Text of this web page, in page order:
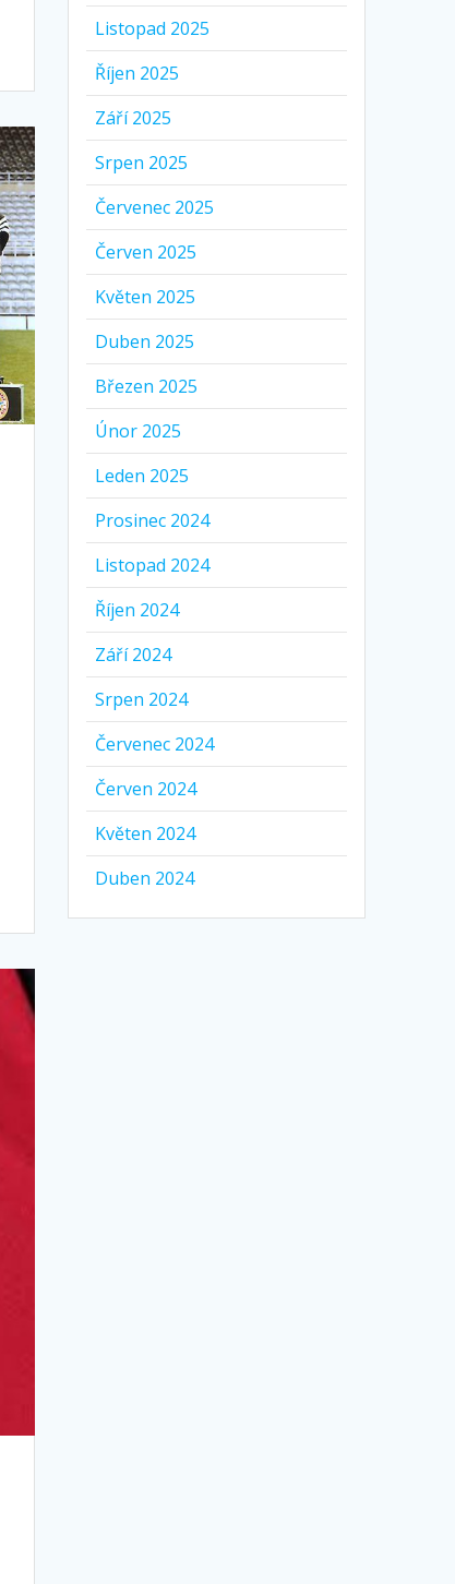
Listopad 2025
Říjen 2025
Září 2025
Srpen 2025
Červenec 2025
Červen 2025
Květen 2025
Duben 2025
Březen 2025
Únor 2025
Leden 2025
Prosinec 2024
Listopad 2024
Říjen 2024
Září 2024
Srpen 2024
Červenec 2024
Červen 2024
Květen 2024
Duben 2024